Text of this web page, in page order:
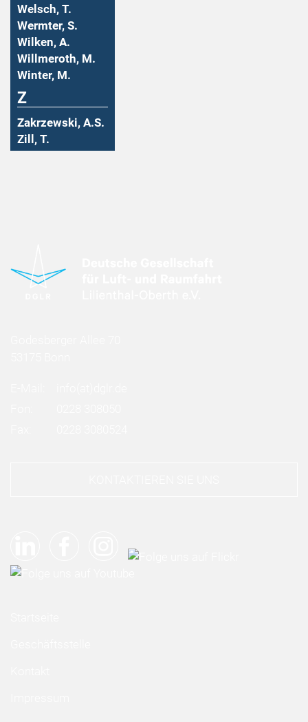
Welsch, T.
Wermter, S.
Wilken, A.
Willmeroth, M.
Winter, M.
Z
Zakrzewski, A.S.
Zill, T.